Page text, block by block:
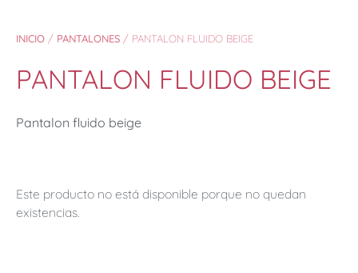
INICIO / PANTALONES / PANTALON FLUIDO BEIGE
PANTALON FLUIDO BEIGE
Pantalon fluido beige
Este producto no está disponible porque no quedan
existencias.